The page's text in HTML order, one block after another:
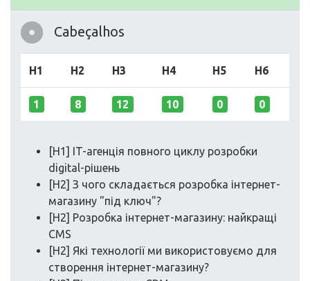
Cabeçalhos
H1 H2 H3 H4 H5 H6
1 8 12 10 0 0
[H1] IT-агенція повного циклу розробки
digital-рішень
[H2] З чого складається розробка інтернет-
магазину "під ключ"?
[H2] Розробка інтернет-магазину: найкращі
CMS
[H2] Які технології ми використовуємо для
створення інтернет-магазину?